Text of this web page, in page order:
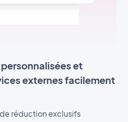
et
externes facilement
réduction exclusifs